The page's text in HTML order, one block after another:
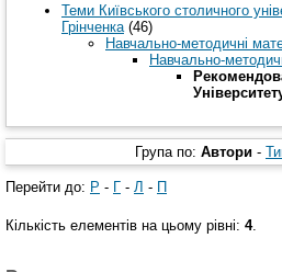
Теми Київського столичного
Грінченка (46)
Навчально-методичні
Навчально-
Група по: Автори -
Перейти до: P - Г - Л - П
Кількість елементів на цьому рівні: 4.